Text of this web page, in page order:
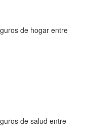
de hogar entre
de salud entre